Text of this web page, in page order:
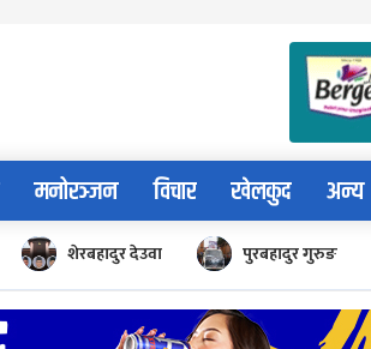
मनोरञ्जन विचार खेलकुद अन्य
शेरबहादुर देउवा पुरबहादुर गुरुङ